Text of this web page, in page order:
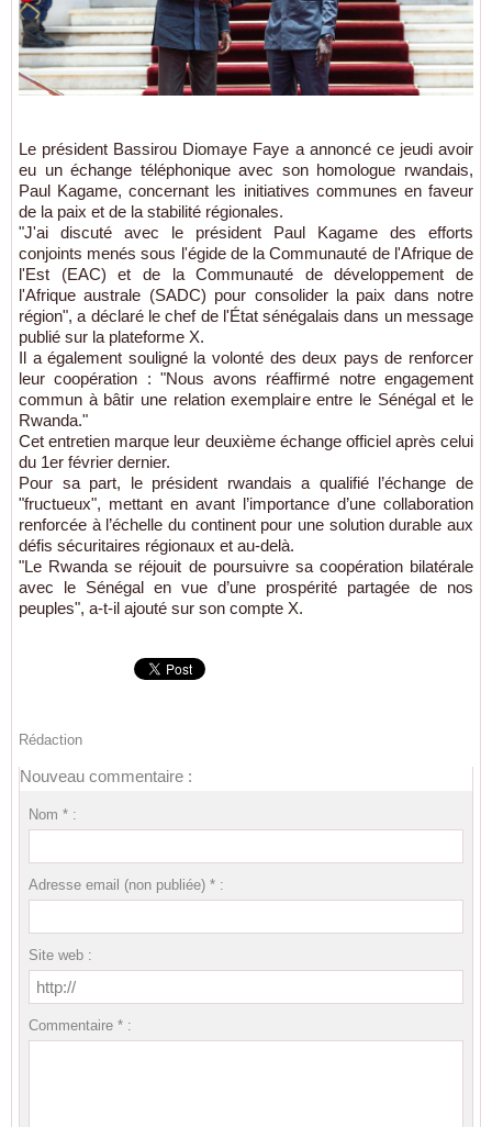
Le président Bassirou Diomaye Faye a annoncé ce jeudi avoir
eu un échange téléphonique avec son homologue rwandais,
Paul Kagame, concernant les initiatives communes en faveur
de la paix et de la stabilité régionales.
"J'ai discuté avec le président Paul Kagame des efforts
conjoints menés sous l'égide de la Communauté de l'Afrique de
l'Est (EAC) et de la Communauté de développement de
l'Afrique australe (SADC) pour consolider la paix dans notre
région", a déclaré le chef de l'État sénégalais dans un message
publié sur la plateforme X.
Il a également souligné la volonté des deux pays de renforcer
leur coopération : "Nous avons réaffirmé notre engagement
commun à bâtir une relation exemplaire entre le Sénégal et le
Rwanda."
Cet entretien marque leur deuxième échange officiel après celui
du 1er février dernier.
Pour sa part, le président rwandais a qualifié l’échange de
"fructueux", mettant en avant l’importance d’une collaboration
renforcée à l’échelle du continent pour une solution durable aux
défis sécuritaires régionaux et au-delà.
"Le Rwanda se réjouit de poursuivre sa coopération bilatérale
avec le Sénégal en vue d’une prospérité partagée de nos
peuples", a-t-il ajouté sur son compte X.
Rédaction
Nouveau commentaire :
Nom * :
Adresse email (non publiée) * :
Site web :
Commentaire * :